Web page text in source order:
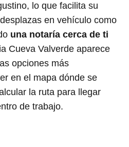
lo que facilita su
en vehículo como
una notaría cerca de ti
Cueva Valverde aparece
opciones más
en el mapa dónde se
la ruta para llegar
de trabajo.